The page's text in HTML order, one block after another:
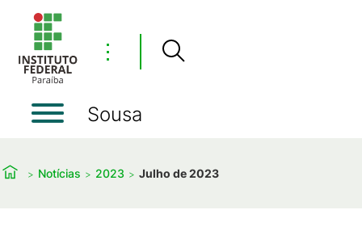
⋮
Sousa
Notícias 2023 Julho de 2023